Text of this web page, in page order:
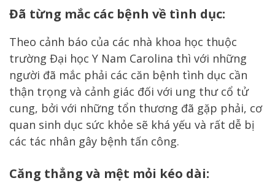
Đã từng mắc các bệnh về tình dục:
Theo cảnh báo của các nhà khoa học thuộc
trường Đại học Y Nam Carolina thì với những
người đã mắc phải các căn bệnh tình dục cần
thận trọng và cảnh giác đối với ung thư cổ tử
cung, bởi với những tổn thương đã gặp phải, cơ
quan sinh dục sức khỏe sẽ khá yếu và rất dễ bị
các tác nhân gây bệnh tấn công.
Căng thẳng và mệt mỏi kéo dài: